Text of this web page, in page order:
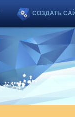
СОЗДАТЬ